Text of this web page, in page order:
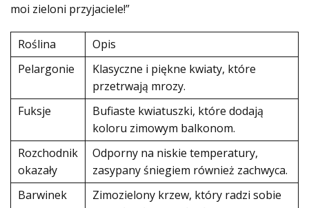
moi zieloni przyjaciele!”
Roślina
Opis
Pelargonie
Klasyczne i piękne kwiaty, które
przetrwają mrozy.
Fuksje
Bufiaste kwiatuszki, które dodają
koloru zimowym balkonom.
Rozchodnik
okazały
Odporny na niskie temperatury,
zasypany śniegiem również zachwyca.
Barwinek
Zimozielony krzew, który radzi sobie